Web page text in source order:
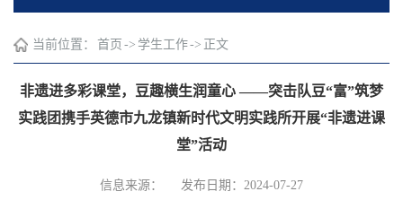
当前位置： 首页 -> 学生工作-> 正文
非遗进多彩课堂，豆趣横生润童心 ——突击队豆“富”筑梦
实践团携手英德市九龙镇新时代文明实践所开展“非遗进课
堂”活动
信息来源： 发布日期：2024-07-27